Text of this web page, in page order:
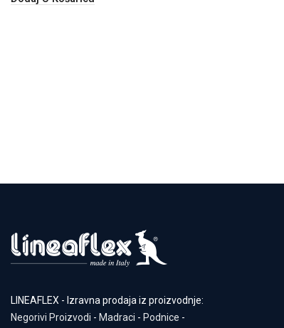
LINEAFLEX - Izravna prodaja iz proizvodnje:
Negorivi Proizvodi - Madraci - Podnice -